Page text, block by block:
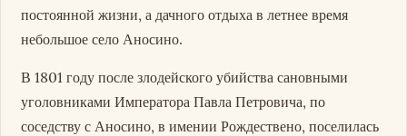
постоянной жизни, а дачного отдыха в летнее время
небольшое село Аносино.
В 1801 году после злодейского убийства сановными
уголовниками Императора Павла Петровича, по
соседству с Аносино, в имении Рождествено, поселилась